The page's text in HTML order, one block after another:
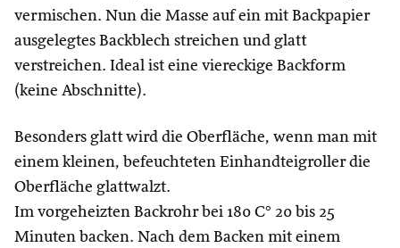
vermischen. Nun die Masse auf ein mit Backpapier
ausgelegtes Backblech streichen und glatt
verstreichen. Ideal ist eine viereckige Backform
(keine Abschnitte).
Besonders glatt wird die Oberfläche, wenn man mit
einem kleinen, befeuchteten Einhandteigroller die
Oberfläche glattwalzt.
Im vorgeheizten Backrohr bei 180 C° 20 bis 25
Minuten backen. Nach dem Backen mit einem